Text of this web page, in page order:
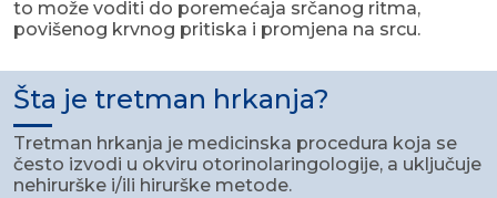
to može voditi do poremećaja srčanog ritma,
povišenog krvnog pritiska i promjena na srcu.
Šta je tretman hrkanja?
Tretman hrkanja je medicinska procedura koja se
često izvodi u okviru otorinolaringologije, a uključuje
nehirurške i/ili hirurške metode.